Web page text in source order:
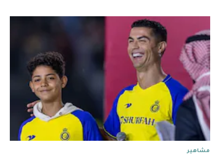
مشاهير